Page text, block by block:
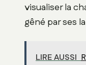
visualiser la
gêné par ses
LIRE AUSSI